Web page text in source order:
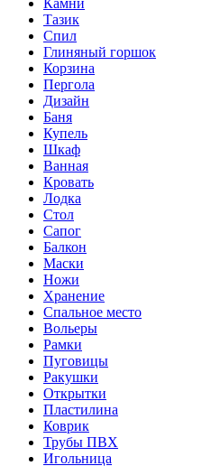
Тазик
Спил
Глиняный горшок
Корзина
Пергола
Дизайн
Баня
Купель
Шкаф
Ванная
Кровать
Лодка
Стол
Сапог
Балкон
Маски
Ножи
Хранение
Спальное место
Вольеры
Рамки
Пуговицы
Ракушки
Открытки
Пластилина
Коврик
Трубы ПВХ
Игольница